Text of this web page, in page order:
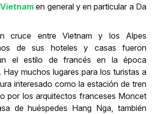
en general y en particular a Da
cruce entre Vietnam y los Alpes
de sus hoteles y casas fueron
el estilo de francés en la época
muchos lugares para los turistas a
interesado como la estación de tren
por los arquitectos franceses Moncet
de huéspedes Hang Nga, también